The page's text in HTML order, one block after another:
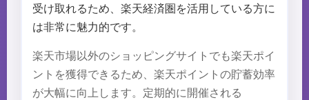
受け取れるため、楽天経済圏を活用している方に
は非常に魅力的です。
楽天市場以外のショッピングサイトでも楽天ポイ
ントを獲得できるため、楽天ポイントの貯蓄効率
が大幅に向上します。定期的に開催される